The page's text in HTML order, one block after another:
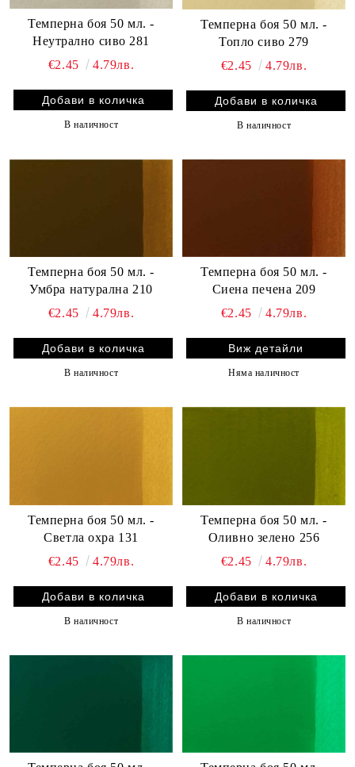
Темперна боя 50 мл. -
Неутрално сиво 281
€2.45
4.79лв.
В наличност
Темперна боя 50 мл. -
Топло сиво 279
€2.45
4.79лв.
В наличност
Темперна боя 50 мл. -
Умбра натурална 210
€2.45
4.79лв.
В наличност
Темперна боя 50 мл. -
Сиена печена 209
€2.45
4.79лв.
Виж детайли
Няма наличност
Темперна боя 50 мл. -
Светла охра 131
€2.45
4.79лв.
В наличност
Темперна боя 50 мл. -
Оливно зелено 256
€2.45
4.79лв.
В наличност